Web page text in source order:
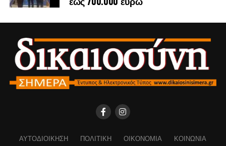
ΑΥΤΟΔΙΟΊΚΗΣΗ ΠΟΛΙΤΙΚΉ ΟΙΚΟΝΟΜΊΑ
ΚΟΙΝΩΝΊΑ